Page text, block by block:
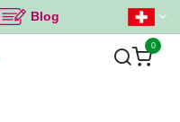
Blog
0